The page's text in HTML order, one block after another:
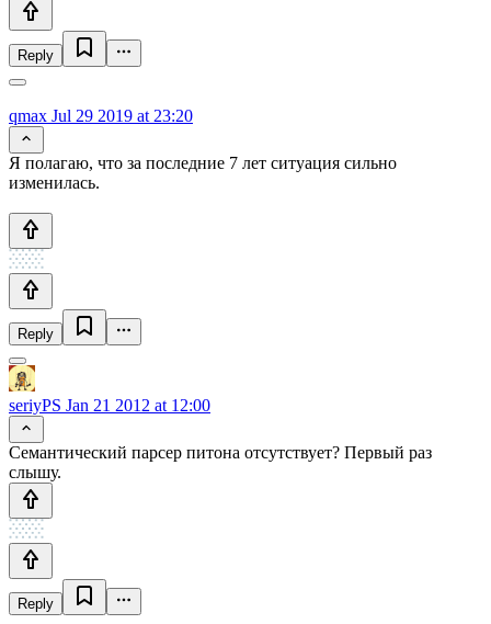
Reply
qmax Jul 29 2019 at 23:20
Я полагаю, что за последние 7 лет ситуация сильно
изменилась.
Reply
seriyPS Jan 21 2012 at 12:00
Семантический парсер питона отсутствует? Первый раз
слышу.
Reply